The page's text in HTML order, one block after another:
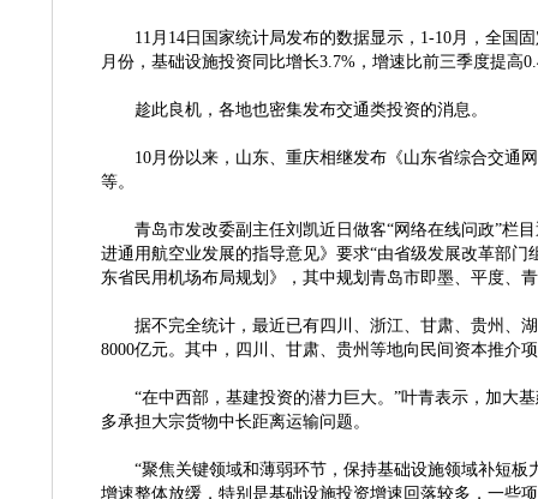
11月14日国家统计局发布的数据显示，1-10月，全国
月份，基础设施投资同比增长3.7%，增速比前三季度提高
趁此良机，各地也密集发布交通类投资的消息。
10月份以来，山东、重庆相继发布《山东省综合交通
等。
青岛市发改委副主任刘凯近日做客“网络在线问政”栏
进通用航空业发展的指导意见》要求“由省级发展改革部
东省民用机场布局规划》，其中规划青岛市即墨、平度、
据不完全统计，最近已有四川、浙江、甘肃、贵州、
8000亿元。其中，四川、甘肃、贵州等地向民间资本推介
“在中西部，基建投资的潜力巨大。”叶青表示，加大
多承担大宗货物中长距离运输问题。
“聚焦关键领域和薄弱环节，保持基础设施领域补短
增速整体放缓，特别是基础设施投资增速回落较多，一些